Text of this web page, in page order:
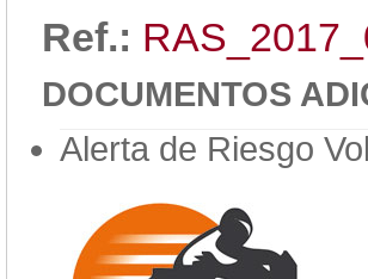
Ref.:
DOCUMENTOS
Alerta de Riesgo